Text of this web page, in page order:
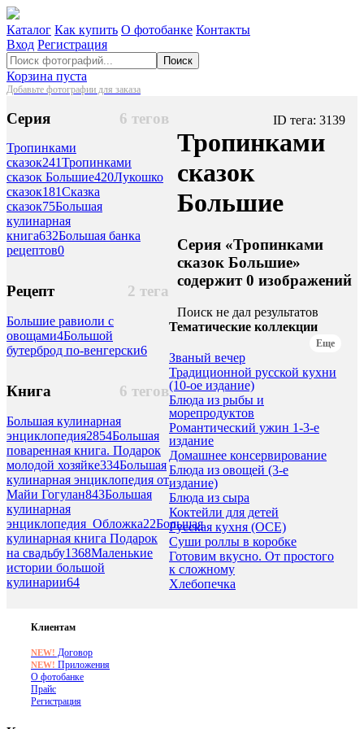
Каталог Как купить О фотобанке Контакты
Вход Регистрация
Поиск
Корзина пуста
Добавьте фотографии для заказа
6 тегов
Серия
Тропинками
сказок241Тропинками
сказок Большие420Лукошко
сказок181Сказка
сказок75Большая
кулинарная
книга632Большая банка
рецептов0
2 тега
Рецепт
Большие равиоли с
овощами4Большой
бутерброд по-венгерски6
6 тегов
Книга
Большая кулинарная
энциклопедия2854Большая
поваренная книга. Подарок
молодой хозяйке334Большая
кулинарная энциклопедия от
Майи Гогулан843Большая
кулинарная
энциклопедия_Обложка22Большая
кулинарная книга Подарок
на свадьбу1368Маленькие
истории большой
кулинарии64
ID тега: 3139
Тропинками
сказок
Большие
Серия «Тропинками
сказок Большие»
содержит 0 изображений
Поиск не дал результатов
Тематические коллекции
Еще
Званый вечер
Традиционной русской кухни
(10-ое издание)
Блюда из рыбы и
морепродуктов
Романтический ужин 1-3-е
издание
Домашнее консервирование
Блюда из овощей (3-е
издание)
Блюда из сыра
Коктейли для детей
Русская кухня (ОСЕ)
Суши роллы в коробке
Готовим вкусно. От простого
к сложному
Хлебопечка
Клиентам
NEW! Договор
NEW! Приложения
О фотобанке
Прайс
Регистрация